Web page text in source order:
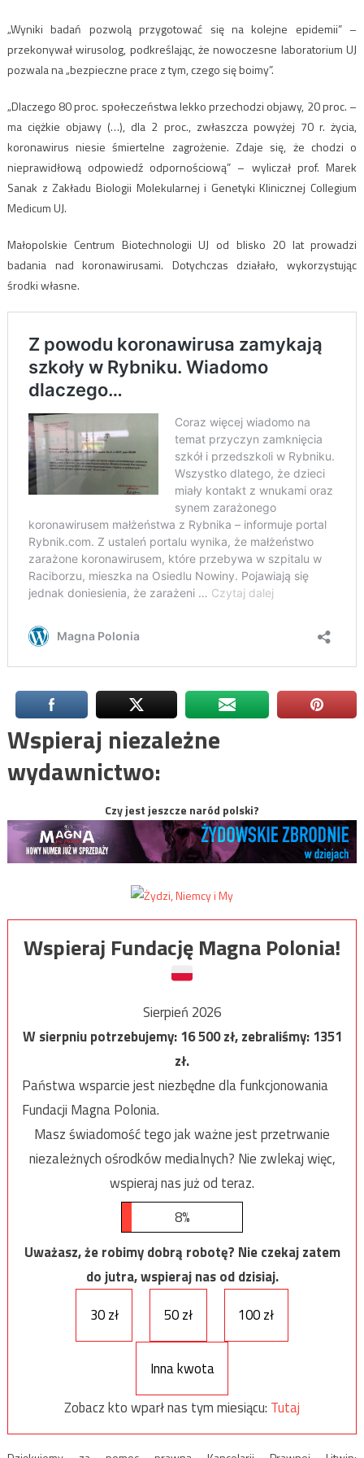
„Wyniki badań pozwolą przygotować się na kolejne epidemii” –
przekonywał wirusolog, podkreślając, że nowoczesne laboratorium UJ
pozwala na „bezpieczne prace z tym, czego się boimy”.
„Dlaczego 80 proc. społeczeństwa lekko przechodzi objawy, 20 proc. –
ma ciężkie objawy (…), dla 2 proc., zwłaszcza powyżej 70 r. życia,
koronawirus niesie śmiertelne zagrożenie. Zdaje się, że chodzi o
nieprawidłową odpowiedź odpornościową” – wyliczał prof. Marek
Sanak z Zakładu Biologii Molekularnej i Genetyki Klinicznej Collegium
Medicum UJ.
Małopolskie Centrum Biotechnologii UJ od blisko 20 lat prowadzi
badania nad koronawirusami. Dotychczas działało, wykorzystując
środki własne.
Wspieraj niezależne
wydawnictwo:
Czy jest jeszcze naród polski?
Wspieraj Fundację Magna Polonia!
Sierpień 2026
W sierpniu potrzebujemy:16 500zł, zebraliśmy:1351
zł.
Państwa wsparcie jest niezbędne dla funkcjonowania
Fundacji Magna Polonia.
Masz świadomość tego jak ważne jest przetrwanie
niezależnych ośrodków medialnych? Nie zwlekaj więc,
wspieraj nas już od teraz.
8%
Uważasz, że robimy dobrą robotę? Nie czekaj zatem
do jutra, wspieraj nas od dzisiaj.
30 zł
50 zł 100 zł
Inna kwota
Zobacz kto wparł nas tym miesiącu: Tutaj